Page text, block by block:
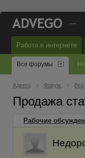
—
Работа в интернете
Все форумы
Адвего Форум
Продажа
Рабочие